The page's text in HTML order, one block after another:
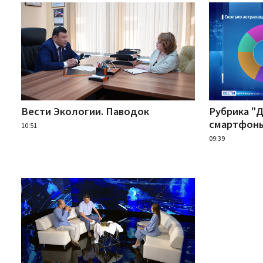
Вести Экологии. Паводок
10:51
Рубрика
09:39